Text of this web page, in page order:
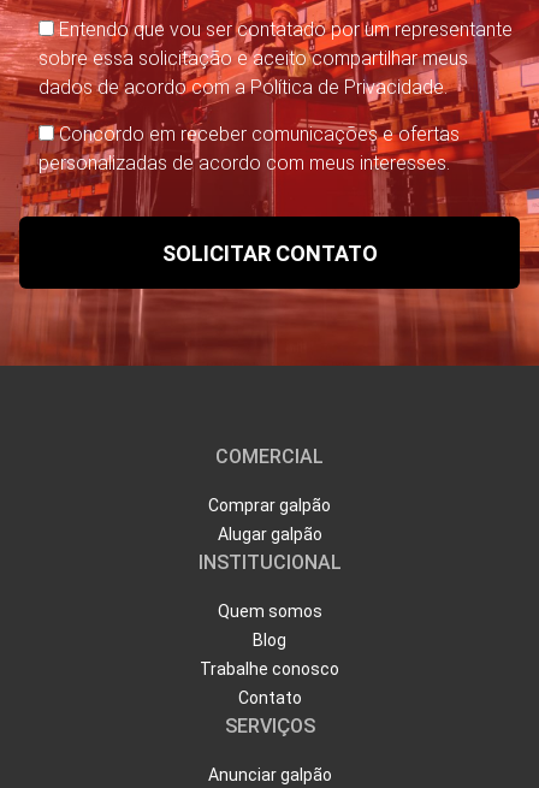
Entendo que vou ser contatado por um representante
sobre essa solicitação e aceito compartilhar meus
dados de acordo com a Política de Privacidade.
Concordo em receber comunicações e ofertas
personalizadas de acordo com meus interesses.
COMERCIAL
Comprar galpão
Alugar galpão
INSTITUCIONAL
Quem somos
Blog
Trabalhe conosco
Contato
SERVIÇOS
Anunciar galpão